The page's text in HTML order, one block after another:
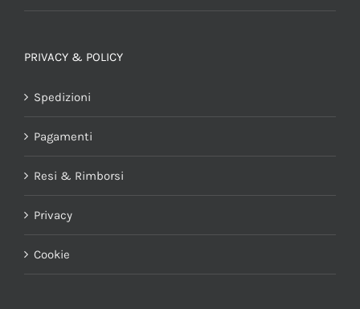
PRIVACY & POLICY
Spedizioni
Pagamenti
Resi & Rimborsi
Privacy
Cookie